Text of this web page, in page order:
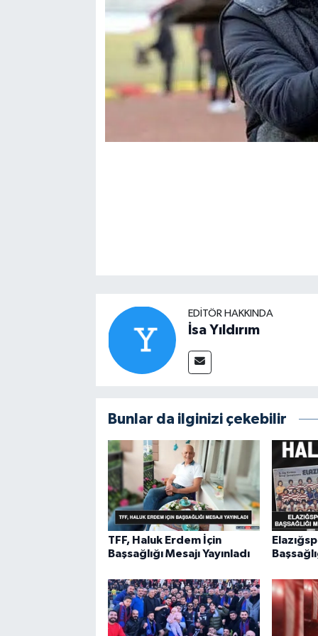
EDITÖR HAKKINDA
İsa Yıldırım
Bunlar da ilginizi çekebilir
TFF, Haluk Erdem İçin
Başsağlığı Mesajı Yayınladı